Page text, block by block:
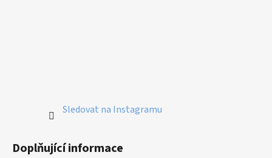
Sledovat na Instagramu
Doplňující informace